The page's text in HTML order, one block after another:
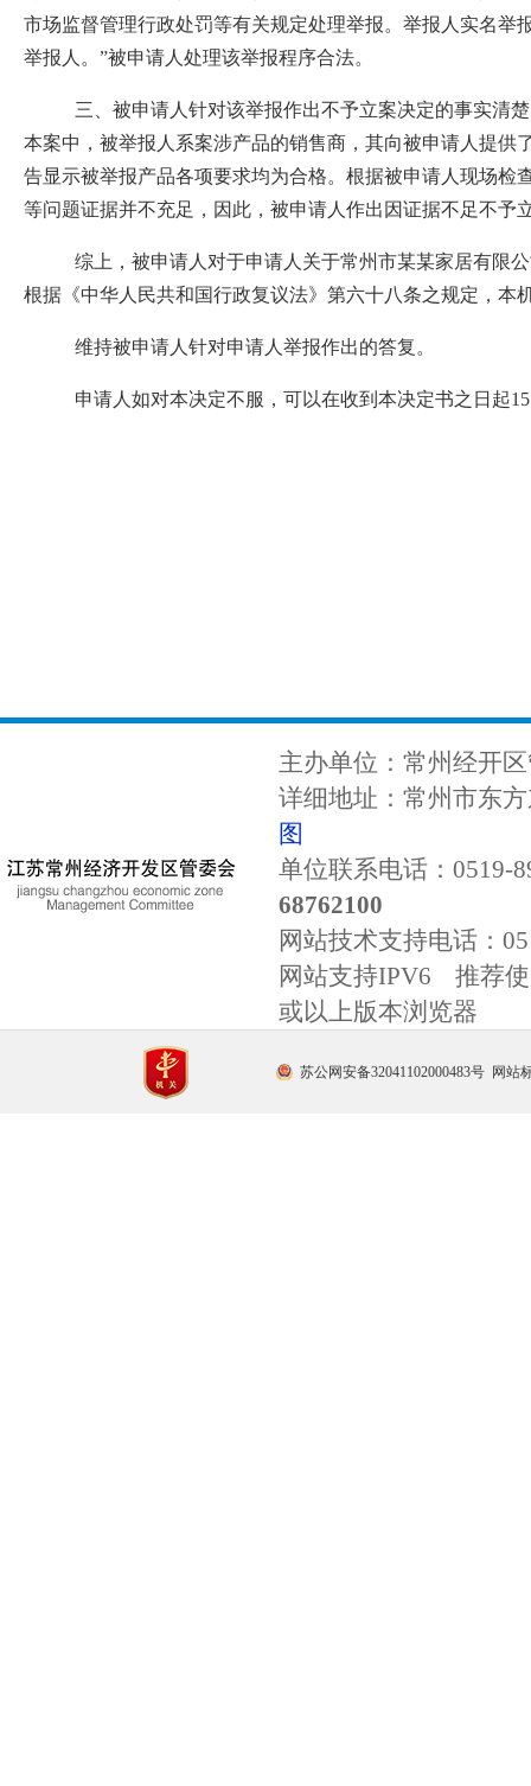
市场监督管理行政处罚等有关规定处理举报。举报人实名
举报人。 ”被申请人处理该举报程序合法。
三、 被申请人针对该举报作出不予立案决定的事实清
本案中， 被举报人系案涉产品的销售商，其向被申请人提供
告显示被举报产品各项要求均为合格。根据被申请人现场
等问题证据并不充足，因此， 被申请人作出 因证据不足不予
综上， 被申请人 对于申请人 关于常州市某某家居有限
根据《中华人民共和国行政复议法》第六十八条之规定，本
维持被申请人 针对申请人 举报作出的答复 。
申请人如对本决定不服，可以在收到本决定书之日起15
主办单位：常州经开
详细地址：常州市东
图
单位联系电话：0519-
68762100
网站技术支持电话：
网站支持IPV6 推荐使
或以上版本浏览器
苏公网安备32041102000483号 网站